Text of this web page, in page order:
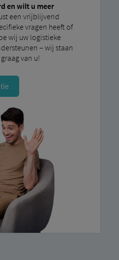
en wilt u meer
een vrijblijvend
vragen heeft of
wij uw logistieke
– wij staan
van u!